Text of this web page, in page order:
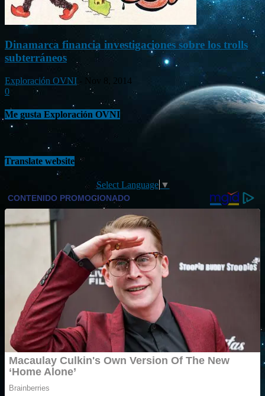
Dinamarca financia investigaciones sobre los trolls
subterráneos
Exploración OVNI
Nov 8, 2014
0
Me gusta Exploración OVNI
Translate website
Select Language ▼